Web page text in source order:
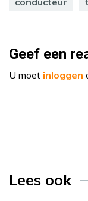
Geef een
U moet inloggen
Lees ook